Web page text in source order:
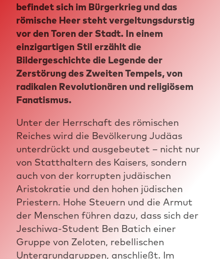
befindet sich im Bürgerkrieg und das
römische Heer steht vergeltungsdurstig
vor den Toren der Stadt. In einem
einzigartigen Stil erzählt die
Bildergeschichte die Legende der
Zerstörung des Zweiten Tempels, von
radikalen Revolutionären und religiösem
Fanatismus.
Unter der Herrschaft des römischen
Reiches wird die Bevölkerung Judäas
unterdrückt und ausgebeutet – nicht nur
von Statthaltern des Kaisers, sondern
auch von der korrupten judäischen
Aristokratie und den hohen jüdischen
Priestern. Hohe Steuern und die Armut
der Menschen führen dazu, dass sich der
Jeschiwa-Student Ben Batich einer
Gruppe von Zeloten, rebellischen
Untergrundgruppen, anschließt. Im